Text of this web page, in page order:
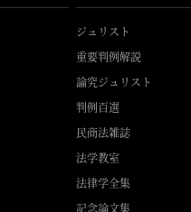
ジュリスト
重要判例解説
論究ジュリスト
判例百選
民商法雑誌
法学教室
法律学全集
記念論文集